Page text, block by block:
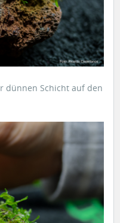
dünnen Schicht auf den